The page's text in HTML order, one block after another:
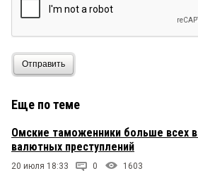
Отправить
Еще по теме
Омские таможенники больше всех
валютных преступлений
20 июля 18:33 0 1603